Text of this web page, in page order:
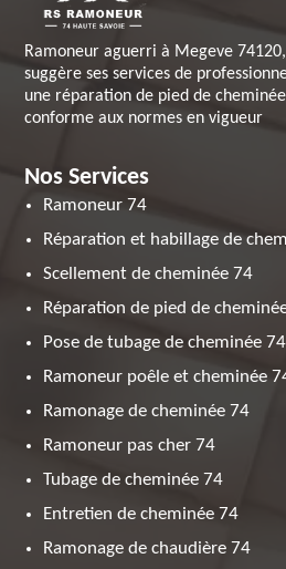
Ramoneur aguerri à Megeve
suggère ses services de
une réparation de pied de
conforme aux normes en vigueur
Nos Services
Ramoneur 74
Réparation et habillage de
Scellement de cheminée 74
Réparation de pied de
Pose de tubage de cheminée 74
Ramoneur poêle et cheminée
Ramonage de cheminée 74
Ramoneur pas cher 74
Tubage de cheminée 74
Entretien de cheminée 74
Ramonage de chaudière 74